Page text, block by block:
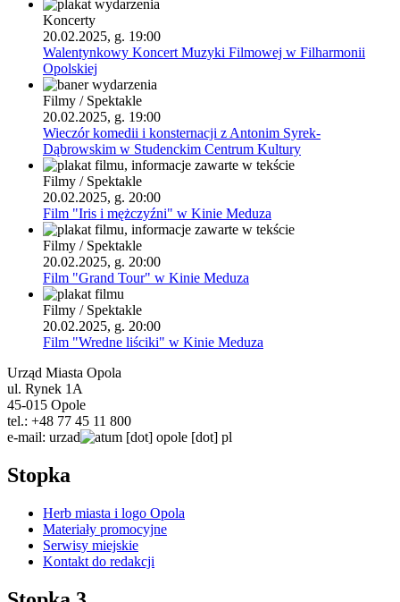
Koncerty
20.02.2025, g. 19:00
Walentynkowy Koncert Muzyki Filmowej w Filharmonii
Opolskiej
Filmy / Spektakle
20.02.2025, g. 19:00
Wieczór komedii i konsternacji z Antonim Syrek-
Dąbrowskim w Studenckim Centrum Kultury
Filmy / Spektakle
20.02.2025, g. 20:00
Film "Iris i mężczyźni" w Kinie Meduza
Filmy / Spektakle
20.02.2025, g. 20:00
Film "Grand Tour" w Kinie Meduza
Filmy / Spektakle
20.02.2025, g. 20:00
Film "Wredne liściki" w Kinie Meduza
Urząd Miasta Opola
ul. Rynek 1A
45-015 Opole
tel.: +48 77 45 11 800
e-mail: urzad um [dot] opole [dot] pl
Stopka
Herb miasta i logo Opola
Materiały promocyjne
Serwisy miejskie
Kontakt do redakcji